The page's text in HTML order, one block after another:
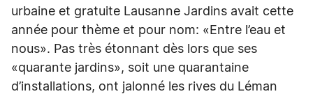
urbaine et gratuite Lausanne Jardins avait cette
année pour thème et pour nom: «Entre l’eau et
nous». Pas très étonnant dès lors que ses
«quarante jardins», soit une quarantaine
d’installations, ont jalonné les rives du Léman